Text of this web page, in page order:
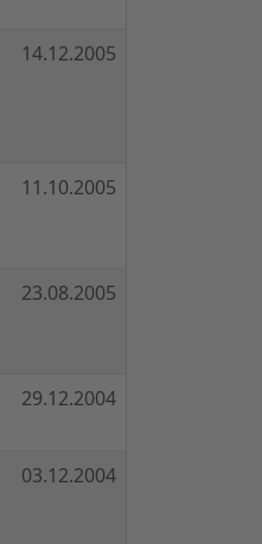
14.12.2005
11.10.2005
23.08.2005
29.12.2004
03.12.2004